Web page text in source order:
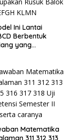
Ini Lantai
Berbentuk
yang
Matematika
311 312 313